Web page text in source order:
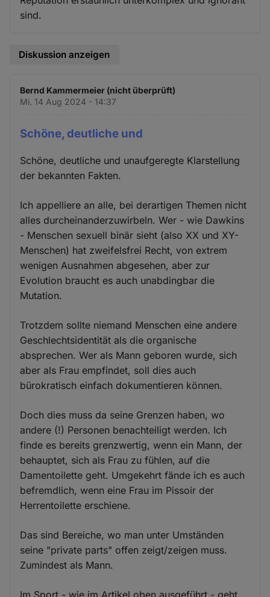
sind.
Diskussion anzeigen
Bernd Kammermeier (nicht überprüft)
Mi. 14 Aug 2024 - 14:37
Schöne, deutliche und
Schöne, deutliche und unaufgeregte Klarstellung
der bekannten Fakten.
Ich appelliere an alle, bei derartigen Themen nicht
alles durcheinanderzuwirbeln. Wer - wie Dawkins
- Menschen sexuell binär sieht (also XX und XY-
Menschen) hat zweifelsfrei Recht, von extrem
wenigen Ausnahmen abgesehen, aber zur
Evolution braucht es auch unabdingbar die
Mutation.
Trotzdem sollte niemand Menschen eine andere
Geschlechtsidentität als die organische
absprechen. Wer als Mann geboren wurde, sich
aber als Frau empfindet, soll dies auch
bürokratisch einfach dokumentieren können.
Doch dies muss da seine Grenzen haben, wo
andere (!) Personen benachteiligt werden. Ich
finde es bereits grenzwertig, wenn ein Mann, der
behauptet, sich als Frau zu fühlen, auf die
Damentoilette geht. Umgekehrt fände ich es auch
befremdlich, wenn eine Frau im Pissoir der
Herrentoilette erschiene.
Das sind Bereiche, wo man unter Umständen
seine "private parts" offen zeigt/zeigen muss.
Zumindest als Mann.